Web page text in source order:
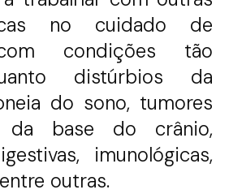
no cuidado de
condições tão
distúrbios da
do sono, tumores
da base do crânio,
imunológicas,
outras.